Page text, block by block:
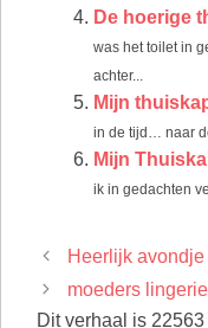
De hoerige
was het toilet in
achter...
Mijn
in de tijd… naar
Mijn
ik in gedachten
Heerlijk
moeders
Dit verhaal is